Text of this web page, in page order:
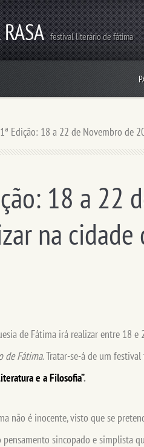
festival literário de fátima
1ª Edição: 18 a 22 de Novembro de
18 a 22
na cidade
de Fátima irá realizar entre 18
de Fátima. Tratar-se-á de um
e a Filosofia”.
não é inocente, visto que se
sincopado e simplista